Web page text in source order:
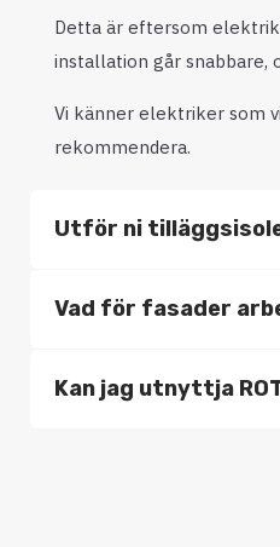
Detta är eftersom
installation går snabbare,
Vi känner elektriker som
rekommendera.
Utför ni
Vad för fasader
Kan jag utnyttja